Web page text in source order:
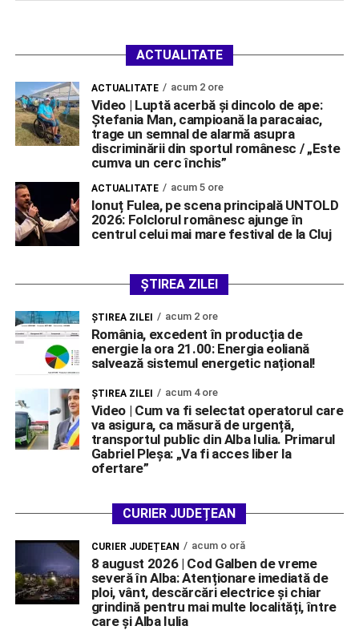
ACTUALITATE
ACTUALITATE acum 2 ore
Video | Luptă acerbă și dincolo de ape:
Ștefania Man, campioană la paracaiac,
trage un semnal de alarmă asupra
discriminării din sportul românesc / „Este
cumva un cerc închis”
ACTUALITATE acum 5 ore
Ionuț Fulea, pe scena principală UNTOLD
2026: Folclorul românesc ajunge în
centrul celui mai mare festival de la Cluj
ȘTIREA ZILEI
ŞTIREA ZILEI acum 2 ore
România, excedent în producția de
energie la ora 21.00: Energia eoliană
salvează sistemul energetic național!
ŞTIREA ZILEI acum 4 ore
Video | Cum va fi selectat operatorul care
va asigura, ca măsură de urgență,
transportul public din Alba Iulia. Primarul
Gabriel Pleșa: „Va fi acces liber la
ofertare”
CURIER JUDEȚEAN
CURIER JUDEȚEAN acum o oră
8 august 2026 | Cod Galben de vreme
severă în Alba: Atenționare imediată de
ploi, vânt, descărcări electrice și chiar
grindină pentru mai multe localități, între
care și Alba Iulia